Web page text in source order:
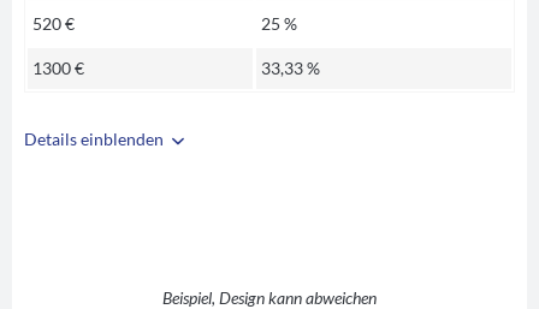
Details einblenden
H - L (rechterBeispiel, Design kann abweichen
520 € 25 %
1300 € 33,33 %